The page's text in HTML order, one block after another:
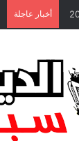
أخبار عاجلة